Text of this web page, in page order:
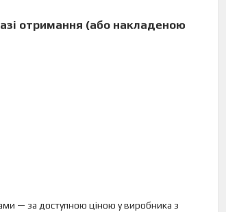
отримання (або накладеною
— за доступною ціною у виробника з